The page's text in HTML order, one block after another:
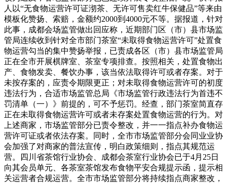
人以“无食物运营许可证沏茶、无许可售卖红牛保健品”等来由
模板化赞扬、索赔，金额约2000到4000元不等。据报道，针对
此事，成都会场监管做出回应称，近期部门区（市）县市场监
管局连续收到针对全市部门茶室“未取得食物运营许可”处置食
物运营勾当的集中赞扬举报，已责成各区（市）县市场监管局
正在全市开展棋牌室、茶室专项排查。按照相关，处置食物出
产、食物发卖、餐饮办事，该当依法取得许可或者存案。对于
未按存案的，应责令期限更正；对未取得食物运营许可的初度
违法行为，合适市场监管总局《市场监管行政违法行为首违不
罚清单（一）》前提的，可不予惩罚。经查，部门茶室简直存
正在未取得食物运营许可或者未存案处置食物运营的行为。对
上述商家，市场监管部分已责令整改，并一一指点补办食物运
营许可证或者依法存案。同时，全市市场监管部分会同业业协
会加强了对商家的普法宣传，明白政策细则，指点其规范运
营。四川省茶馆行业协会、成都会茶室行业协会已于4月25日
向其会员单元、各茶室茶馆发布食物平安合规提示函，提示相
关运营者合规运营。全市市场监管部分将持续指点商家整改，